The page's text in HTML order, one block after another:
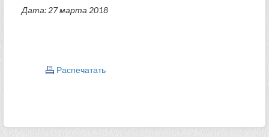
Дата: 27 марта 2018
Распечатать